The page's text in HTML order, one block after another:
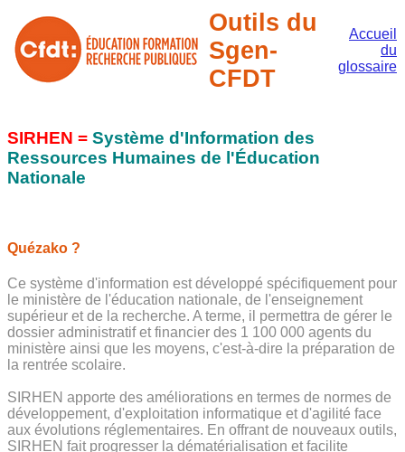
Outils du
Sgen-
CFDT
Accueil
du
glossaire
SIRHEN = Système d'Information des
Ressources Humaines de l'Éducation
Nationale
Quézako ?
Ce système d'information est développé spécifiquement pour
le ministère de l'éducation nationale, de l'enseignement
supérieur et de la recherche. A terme, il permettra de gérer le
dossier administratif et financier des 1 100 000 agents du
ministère ainsi que les moyens, c'est-à-dire la préparation de
la rentrée scolaire.
SIRHEN apporte des améliorations en termes de normes de
développement, d'exploitation informatique et d'agilité face
aux évolutions réglementaires. En offrant de nouveaux outils,
SIRHEN fait progresser la dématérialisation et facilite